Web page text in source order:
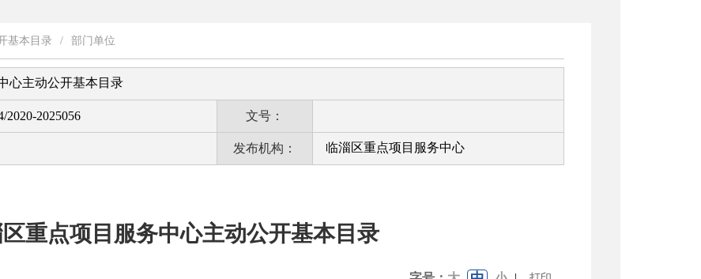
基本目录 / 部门单位
心主动公开基本目录
2020-2025056 文号：
发布机构： 临淄区重点项目服务中心
重点项目服务中心主动公开基本目录